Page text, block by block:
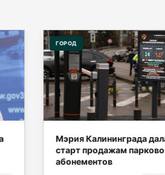
ГОРОД
Мэрия Калининграда дала
старт продажам
абонементов